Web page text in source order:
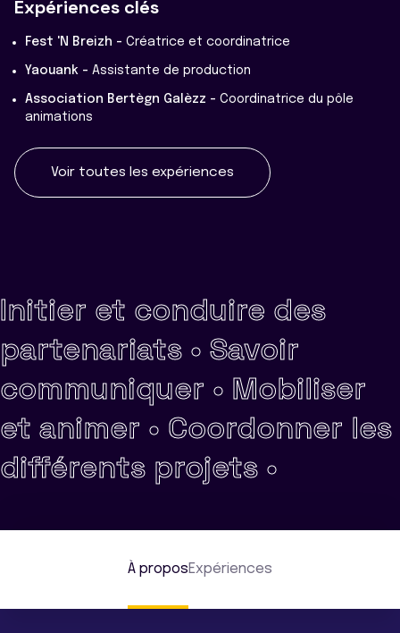
Expériences clés
Fest 'N Breizh - Créatrice et coordinatrice
Yaouank - Assistante de production
Association Bertègn Galèzz - Coordinatrice du pôle
animations
Voir toutes les expériences
Initier et conduire des
partenariats • Savoir
communiquer • Mobiliser
et animer • Coordonner les
différents projets •
À proposExpériences